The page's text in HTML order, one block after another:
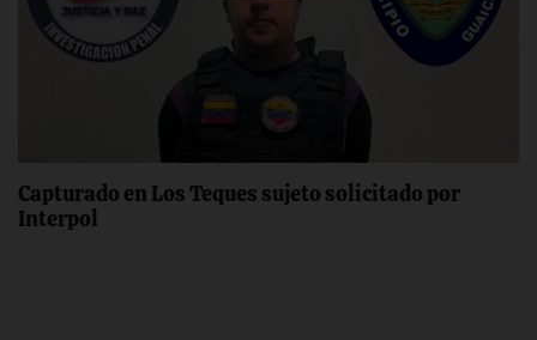
Capturado en Los Teques sujeto solicitado por
Interpol